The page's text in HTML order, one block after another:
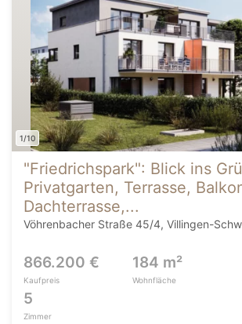
1/10
"Friedrichspark": Blick ins
Privatgarten, Terrasse,
Dachterrasse,...
Vöhrenbacher Straße 45/4, Villingen-
866.200 €
Kaufpreis
184 m²
Wohnfläche
5
Zimmer